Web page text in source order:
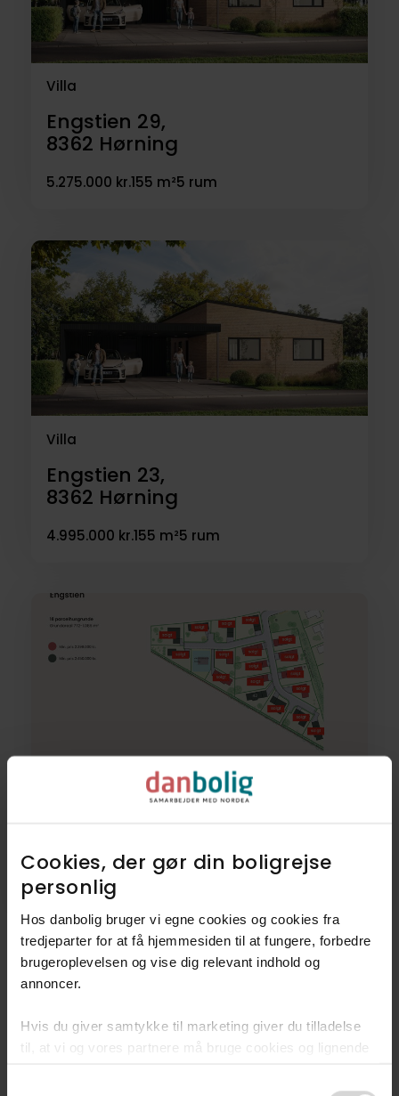
Cookies, der gør din boligrejse
personlig​
Hos danbolig bruger vi egne cookies og cookies fra
tredjeparter for at få hjemmesiden til at fungere, forbedre
brugeroplevelsen og vise dig relevant indhold og
annoncer.​
Hvis du giver samtykke til marketing giver du tilladelse
til, at vi og vores partnere må bruge cookies og lignende
danbolig.dk. Vi kan kombinere disse oplysninger med
Villa
Engstien 29,
8362 Hørning
5.275.000 kr.155 m²5 rum
Villa
Engstien 23,
8362 Hørning
4.995.000 kr.155 m²5 rum
8362Hørning
Købsaftale underskrevet!
7
3
Rækkehuse